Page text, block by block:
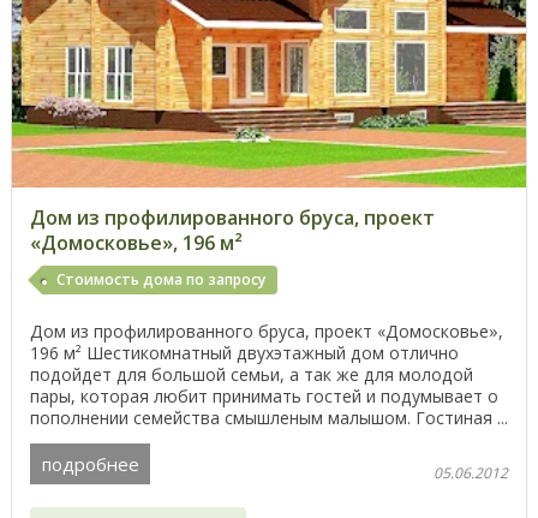
Дом из профилированного бруса, проект
«Домосковье», 196 м²
Стоимость дома по запросу
Дом из профилированного бруса, проект «Домосковье»,
196 м² Шестикомнатный двухэтажный дом отлично
подойдет для большой семьи, а так же для молодой
пары, которая любит принимать гостей и подумывает о
пополнении семейства смышленым малышом. Гостиная ...
подробнее 05.06.2012